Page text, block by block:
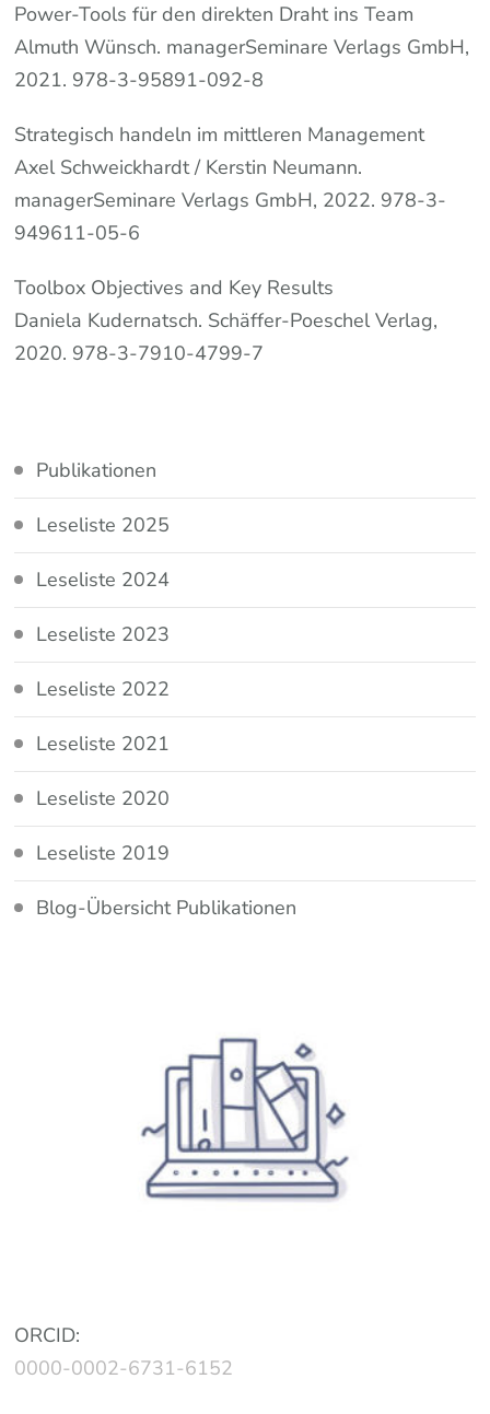
Power-Tools für den direkten Draht ins Team
Almuth Wünsch. managerSeminare Verlags GmbH,
2021. 978-3-95891-092-8
Strategisch handeln im mittleren Management
Axel Schweickhardt / Kerstin Neumann.
managerSeminare Verlags GmbH, 2022. 978-3-
949611-05-6
Toolbox Objectives and Key Results
Daniela Kudernatsch. Schäffer-Poeschel Verlag,
2020. 978-3-7910-4799-7
Publikationen
Leseliste 2025
Leseliste 2024
Leseliste 2023
Leseliste 2022
Leseliste 2021
Leseliste 2020
Leseliste 2019
Blog-Übersicht Publikationen
ORCID:
0000-0002-6731-6152